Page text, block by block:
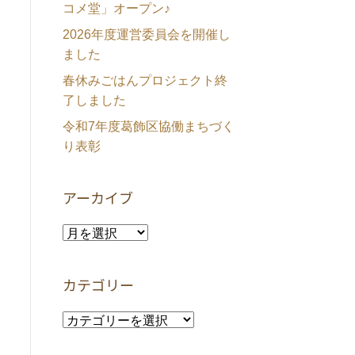
コメ堂」オープン♪
2026年度運営委員会を開催し
ました
春休みごはんプロジェクト終
了しました
令和7年度葛飾区協働まちづく
り表彰
アーカイブ
ア
イ
ブ
カテゴリー
カ